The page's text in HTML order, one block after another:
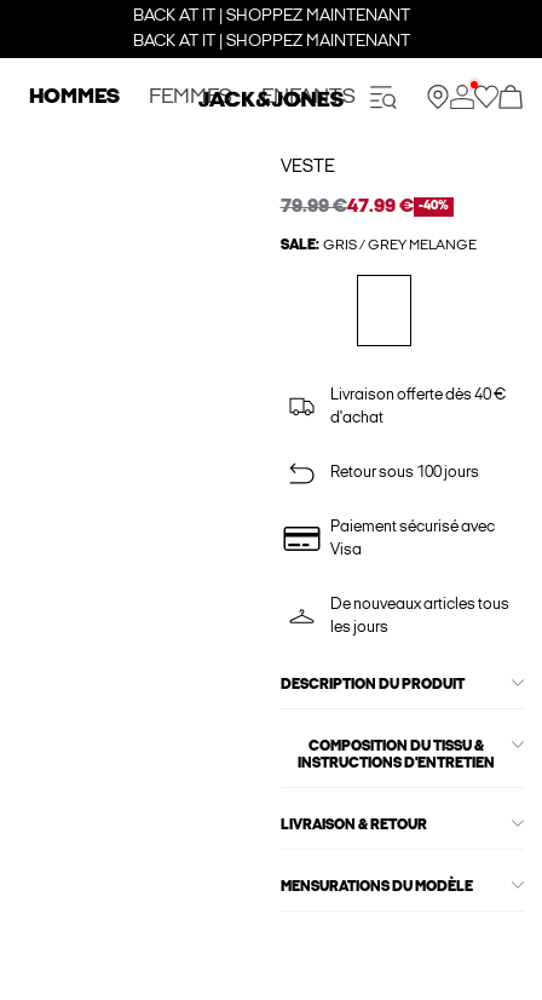
BACK AT IT | SHOPPEZ MAINTENANT
BACK AT IT | SHOPPEZ MAINTENANT
HOMMES FEMMES ENFANTS
VESTE
79.99 €47.99 € -40%
SALE: GRIS / GREY MELANGE
Livraison offerte dès 40 €
d'achat
Retour sous 100 jours
Paiement sécurisé avec
Visa
De nouveaux articles tous
les jours
DESCRIPTION DU PRODUIT
COMPOSITION DU TISSU &
INSTRUCTIONS D'ENTRETIEN
LIVRAISON & RETOUR
MENSURATIONS DU MODÈLE